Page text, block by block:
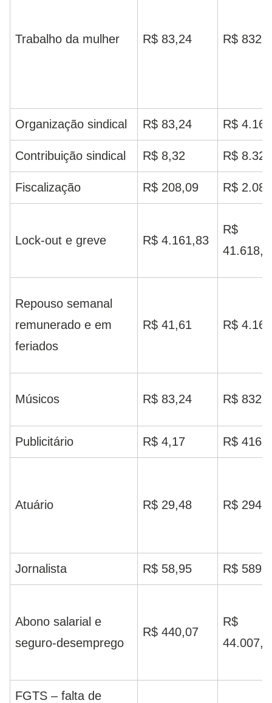
Trabalho da mulher R$ 83,24 R$
Organização sindical R$ 83,24 R$
Contribuição sindical R$ 8,32 R$
Fiscalização R$ 208,09 R$
Lock-out e greve R$ 4.161,83
R$
Repouso semanal
remunerado e em
feriados
R$ 41,61 R$
Músicos R$ 83,24 R$
Publicitário R$ 4,17 R$
Atuário R$ 29,48 R$
Jornalista R$ 58,95 R$
Abono salarial e
seguro-desemprego
R$ 440,07
R$
FGTS – falta de